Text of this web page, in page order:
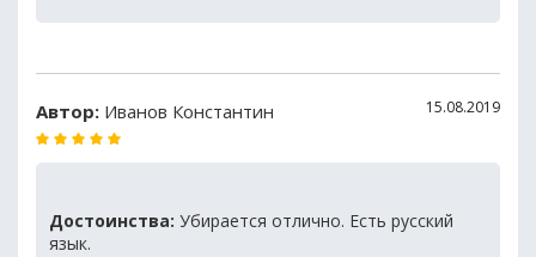
Автор: Иванов Константин 15.08.2019
Достоинства: Убирается отлично. Есть русский
язык.